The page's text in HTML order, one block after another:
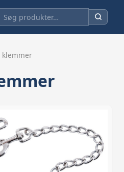
klemmer